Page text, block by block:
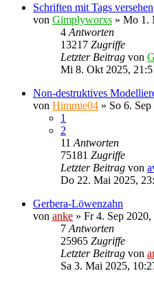
Schriften mit Tags versehen
von Gimplyworxs » Mo 1.
4 Antworten
13217 Zugriffe
Letzter Beitrag von
Mi 8. Okt 2025,
Non-destruktives
von Himmie04 » So 6.
1
2
11 Antworten
75181 Zugriffe
Letzter Beitrag von
Do 22. Mai 2025,
Gerbera-Löwenzahn
von anke » Fr 4. Sep 2020,
7 Antworten
25965 Zugriffe
Letzter Beitrag von
Sa 3. Mai 2025,